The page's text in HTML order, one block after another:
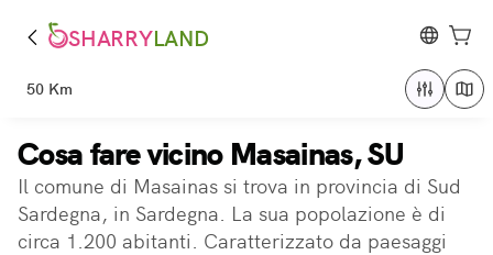
SHARRYLAND
50 Km
Cosa fare vicino Masainas, SU
Il comune di Masainas si trova in provincia di Sud
Sardegna, in Sardegna. La sua popolazione è di
circa 1.200 abitanti. Caratterizzato da paesaggi